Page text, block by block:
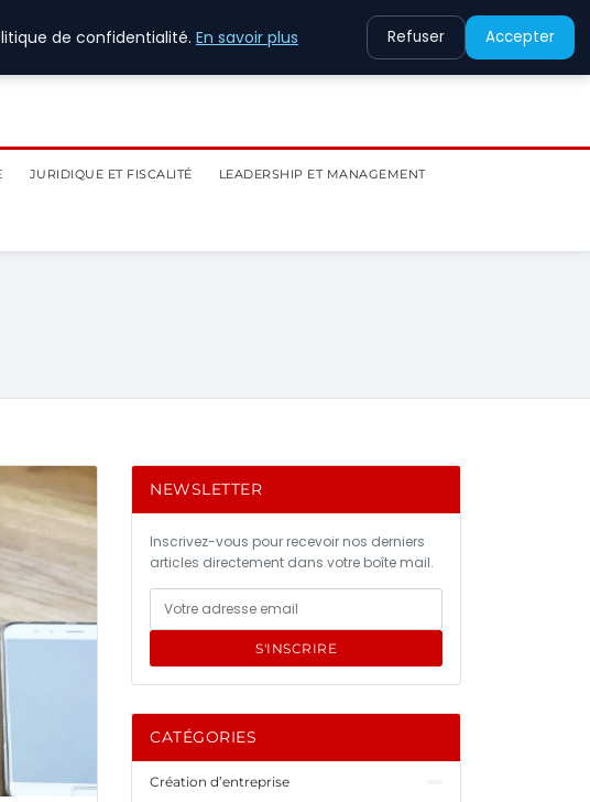
JURIDIQUE ET FISCALITÉ LEADERSHIP ET MANAGEMENT
NEWSLETTER
Inscrivez-vous pour recevoir nos derniers
articles directement dans votre boîte mail.
S'INSCRIRE
CATÉGORIES
Création d’entreprise
de confidentialité. En savoir plus Refuser Accepter